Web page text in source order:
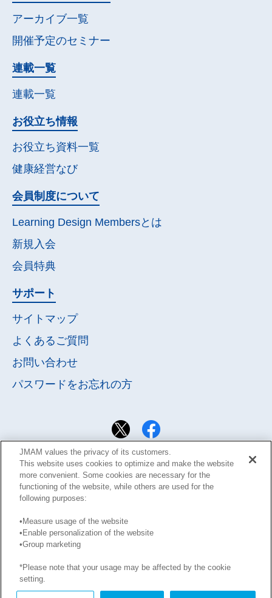
アーカイブ一覧
開催予定のセミナー
連載一覧
連載一覧
お役立ち情報
お役立ち資料一覧
健康経営なび
会員制度について
Learning Design Membersとは
新規入会
会員特典
サポート
サイトマップ
よくあるご質問
お問い合わせ
パスワードをお忘れの方
サイト利用規約
このサイトに掲載された記事の無断転載を禁じます。
Copyright © JMA Management Center Inc.
JMAM values the privacy of its customers.
This website uses cookies to optimize and make the website
more convenient. Some cookies are necessary for the
functioning of the website, while others are used for the
following purposes:
•Measure usage of the website
•Enable personalization of the website
•Group marketing
*Please note that your usage may be affected by the cookie
setting.